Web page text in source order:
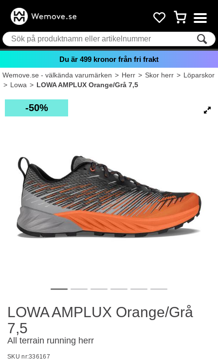
Du är 499 kronor från fri frakt
Wemove.se - välkända varumärken>Herr>Skor herr>Löparskor
>Lowa>LOWA AMPLUX Orange/Grå 7,5
50%
LOWA AMPLUX Orange/Grå
7,5
All terrain running herr
SKU nr:336167